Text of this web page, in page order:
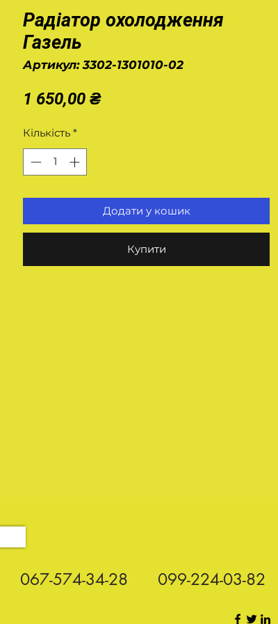
Радіатор охолодження
Газель
Артикул: 3302-1301010-02
1 650,00 ₴Ціна
Кількість *
Додати у кошик
Купити
067-574-34-28 099-224-03-82